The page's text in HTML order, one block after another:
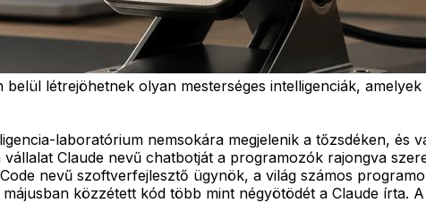
létrejöhetnek olyan mesterséges intelligenciák,
laboratórium nemsokára megjelenik a tőzsdéken,
Claude nevű chatbotját a programozók rajongva
nevű szoftverfejlesztő ügynök, a világ számos
közzétett kód több mint négyötödét a Claude írta.